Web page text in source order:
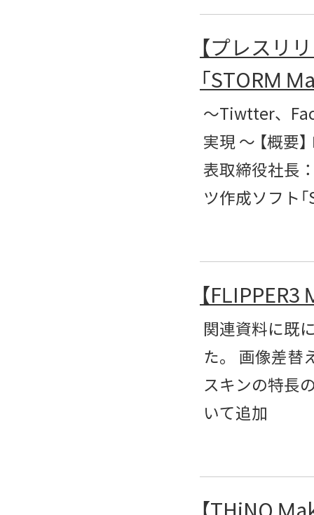
【プレスリ
「STORM
～Tiwtter、
実現 ～ 【概要
表取締役社長
ツ作成ソフト
【
関連資料に既
た。 画像差
スキンの特長
いて追加